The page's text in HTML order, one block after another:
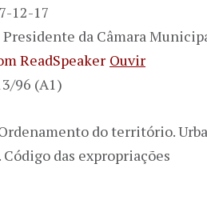
12-17
da Câmara
Ouvir
96 (A1)
do território.
Código das expropriações